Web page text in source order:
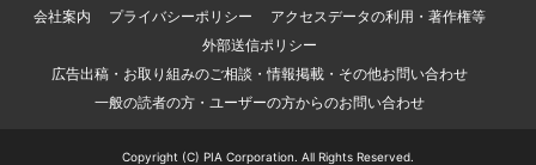
会社案内
プライバシーポリシー
アクセスデータの利用・著作権等
外部送信ポリシー
広告出稿・お取り組みのご相談・情報掲載・その他お問い合わせ
一般の読者の方・ユーザーの方からのお問い合わせ
Copyright (C) PIA Corporation. All Rights Reserved.